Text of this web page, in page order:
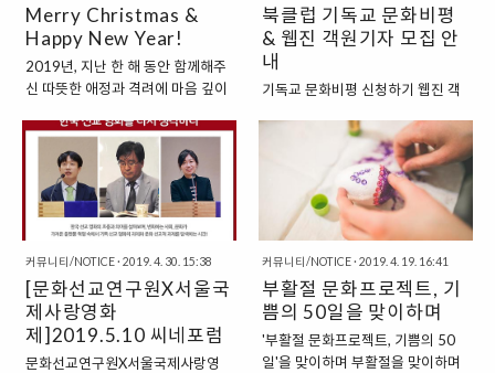
과 필름포럼은 ", 한국사회와 교회에
말하다"라는 주제로 2월 25일(화)
저녁 7시 필름포럼에서 영화 씨네
들이 공감한 영화 이 한국교회와 한
국사회에 전해주는 메시지가 있다
면 무엇일까요? 미쟝센이나 메타포
같은 영화적 장치들, 봉준호 감독의
세계관, 영화가 전해주는 메시지의
함의 등 영화에 대한 내용 뿐 아니라
사회학적, 신학적 관..
Merry Christmas &
Happy New Year!
2019년, 지난 한 해 동안 함께해주
신 따뜻한 애정과 격려에 마음 깊이
앞으로도 하나님의 뜻을 좇으며 건
강한 한국교회의 문화선교를 이루
어가는데 힘쓰겠습니다. 새해, 주님
의 은총이 걸음걸음마다 깃들고 사
랑과 평화의 날들이 이어지시기를
기도합니다. - 문화선교연구원
북클럽 기독교 문화비평
& 웹진 객원기자 모집 안
내
기독교 문화비평 신청하기 웹진 객
화비평“대중문화란 무엇인가?”, “왜
교회는 대중문화를 연구해야 하는
가?” 오늘날 대중문화처럼 강력한
영향을 미치고 있는 영역도 없다고
할 것입니다. 신앙과 문화는 어떤 관
계를 맺어야 하는 것일까요. 기독교
vs. 반기독교라는 이원론적 접근을
넘어 대중문화를 건설적으로 이해
하고 더 좋은 대중문화 생태계를 만
들어내는 길은 어디에 있을까요. 북
클럽 은 대중문화를 이해함으로써
커뮤니티/NOTICE· 2019. 4. 30. 15:38
[문화선교연구원X서울국
제사랑영화
제]2019.5.10 씨네포럼
개최 <한국 선교영화를
문화선교연구원X서울국제사랑영
커뮤니티/NOTICE· 2019. 4. 19. 16:41
부활절 문화프로젝트, 기
쁨의 50일을 맞이하며
'부활절 문화프로젝트, 기쁨의 50
일'을 맞이하며 부활절을 맞이하며